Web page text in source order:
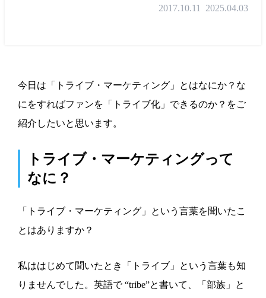
2017.10.11 2025.04.03
今日は「トライブ・マーケティング」とはなにか？な
にをすればファンを「トライブ化」できるのか？をご
紹介したいと思います。
トライブ・マーケティングって
なに？
「トライブ・マーケティング」という言葉を聞いたこ
とはありますか？
私ははじめて聞いたとき「トライブ」という言葉も知
りませんでした。英語で “tribe”と書いて、「部族」と